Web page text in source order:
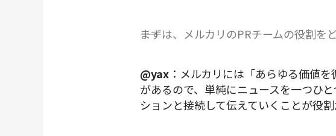
――まずは、メルカリのPRチームの役割
@yax ：メルカリには「あらゆる価値
があるので、単純にニュースを一つひ
ションと接続して伝えていくことが役割